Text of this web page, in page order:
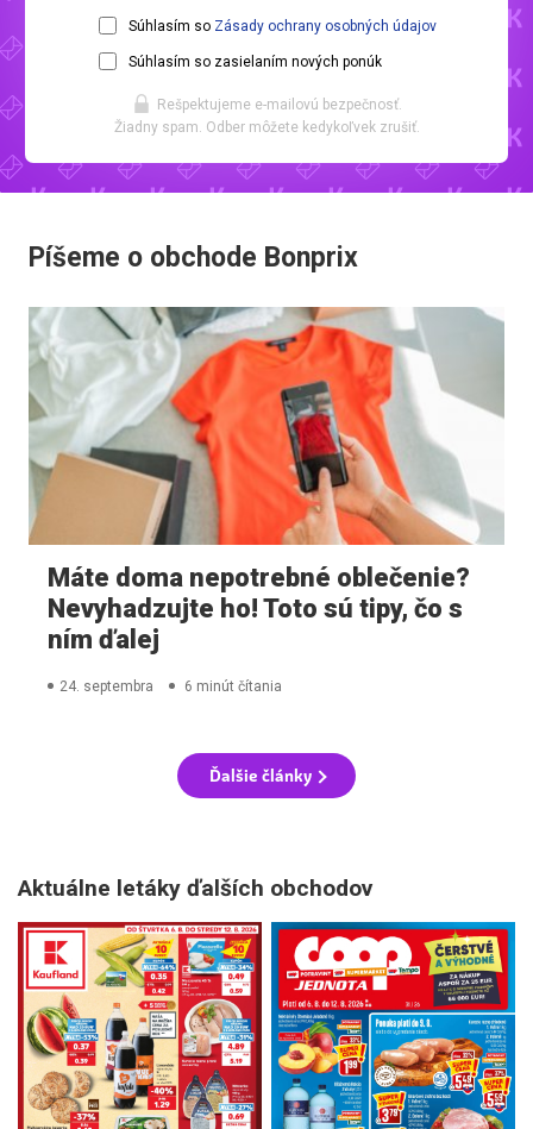
Súhlasím so Zásady ochrany osobných údajov
Súhlasím so zasielaním nových ponúk
Rešpektujeme e-mailovú bezpečnosť.
Žiadny spam. Odber môžete kedykoľvek zrušiť.
Píšeme o obchode Bonprix
Máte doma nepotrebné oblečenie?
Nevyhadzujte ho! Toto sú tipy, čo s
ním ďalej
24. septembra 6 minút čítania
Ďalšie články
Aktuálne letáky ďalších obchodov